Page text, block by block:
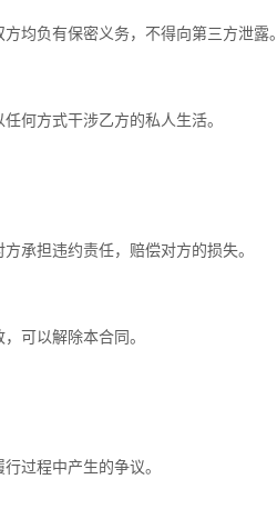
均负有保密义务，不得向第三方泄露。
何方式干涉乙方的私人生活。
承担违约责任，赔偿对方的损失。
可以解除本合同。
过程中产生的争议。